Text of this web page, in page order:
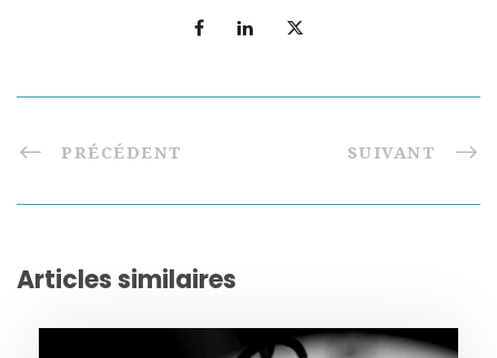
PRÉCÉDENT SUIVANT
Articles similaires